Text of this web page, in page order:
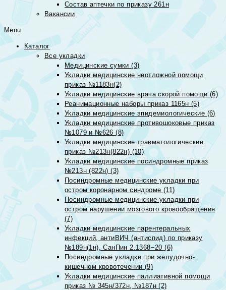
Состав аптечки по приказу 261н
Вакансии
Menu
Каталог
Все укладки
Медицинские сумки (3)
Укладки медицинские неотложной помощи
приказ №1183н(2)
Укладки медицинские врача скорой помощи (6)
Реанимационные наборы приказ 1165н (5)
Укладки медицинские эпидемиологические (6)
Укладки медицинские противошоковые приказ
№1079 и №626 (8)
Укладки медицинские травматологические
приказ №213н(822н) (10)
Укладки медицинские посиндромные приказ
№213н (822н) (3)
Посиндромные медицинские укладки при
остром коронарном синдроме (11)
Посиндромные медицинские укладки при
остром нарушении мозгового кровообращения
(7)
Укладки медицинские парентеральных
инфекций, антиВИЧ (антиспид) по приказу
№189н(1н), СанПин 2.1368−20 (6)
Посиндромные укладки при желудочно-
кишечном кровотечении (9)
Укладки медицинские паллиативной помощи
приказ № 345н/372н, №187н (2)